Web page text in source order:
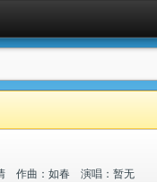
作曲：如春 演唱：暂无